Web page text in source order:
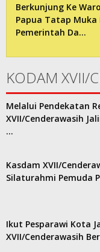
Berkunjung Ke
Papua Tatap Muka
Pemerintah Da…
KODAM XVII/
Melalui Pendekatan
XVII/Cenderawasih
…
Kasdam XVII/
Silaturahmi Pemuda
Ikut Pesparawi Kota
XVII/Cenderawasih